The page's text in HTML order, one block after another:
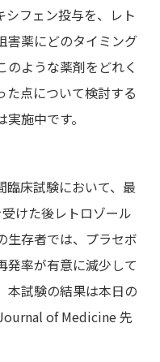
フェン投与を、レト
害薬にどのタイミング
のような薬剤をどれく
た点について検討する
施中です。
臨床試験において、最
けた後レトロゾール
生存者では、プラセボ
発率が有意に減少して
本試験の結果は本日の
of Medicine 先